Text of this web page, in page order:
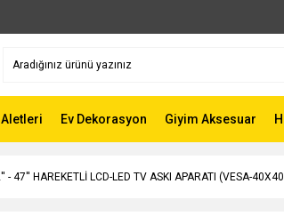
Aletleri Ev Dekorasyon Giyim Aksesuar
- 47'' HAREKETLİ LCD-LED TV ASKI APARATI (VESA-